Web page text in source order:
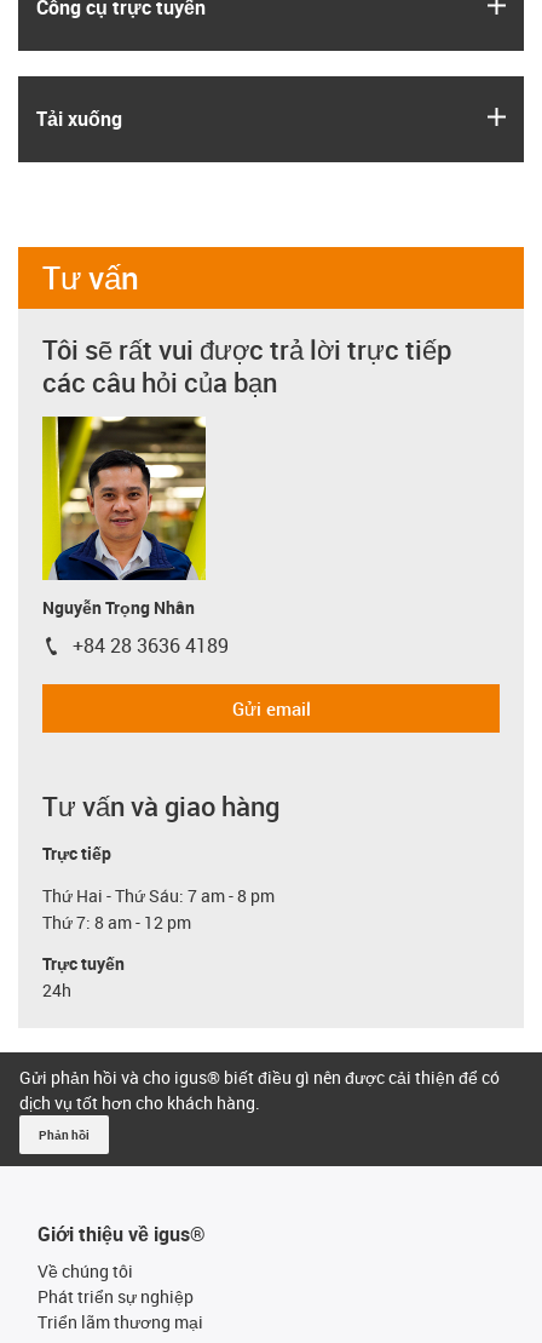
Công cụ trực tuyến
Tải xuống
Tư vấn
Tôi sẽ rất vui được trả lời trực tiếp
các câu hỏi của bạn
Nguyễn Trọng Nhân
igus-icon-phone
+84 28 3636 4189
Gửi email
Tư vấn và giao hàng
Trực tiếp
Thứ Hai - Thứ Sáu: 7 am - 8 pm
Thứ 7: 8 am - 12 pm
Trực tuyến
24h
Gửi phản hồi và cho igus® biết điều gì nên được cải thiện để có
dịch vụ tốt hơn cho khách hàng.
Phản hồi
Giới thiệu về igus®
Về chúng tôi
Phát triển sự nghiệp
Triển lãm thương mại